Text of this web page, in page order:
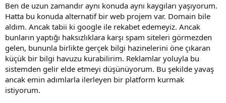
Ben de uzun zamandır aynı konuda aynı kaygıları yaşıyorum.
Hatta bu konuda alternatif bir web projem var. Domain bile
aldım. Ancak tabii ki google ile rekabet edemeyiz. Ancak
bunların yaptığı haksızlıklara karşı spam siteleri görmezden
gelen, bununla birlikte gerçek bilgi hazinelerini öne çıkaran
küçük bir bilgi havuzu kurabilirim. Reklamlar yoluyla bu
sistemden gelir elde etmeyi düşünüyorum. Bu şekilde yavaş
ancak emin adımlarla ilerleyen bir platform kurmak
istiyorum.